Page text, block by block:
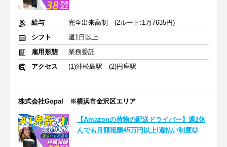
給与
完全出来高制 (2ルート:1万7635円)
シフト
週1日以上
雇用形態
業務委託
アクセス
(1)沖松島駅 (2)円座駅
株式会社Gopal ※横浜市金沢区エリア
【Amazonの荷物の配送ドライバー】週2休
んでも月額報酬45万円以上!週払い制度◎